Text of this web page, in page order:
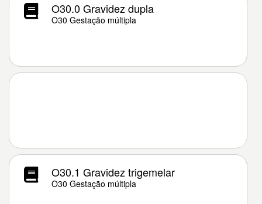
O30.0 Gravidez dupla
O30 Gestação múltipla
O30.1 Gravidez trigemelar
O30 Gestação múltipla